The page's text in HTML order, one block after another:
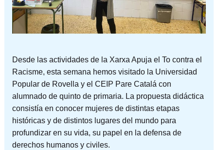
Desde las actividades de la Xarxa Apuja el To contra el
Racisme, esta semana hemos visitado la Universidad
Popular de Rovella y el CEIP Pare Catalá con
alumnado de quinto de primaria. La propuesta didáctica
consistía en conocer mujeres de distintas etapas
históricas y de distintos lugares del mundo para
profundizar en su vida, su papel en la defensa de
derechos humanos y civiles.